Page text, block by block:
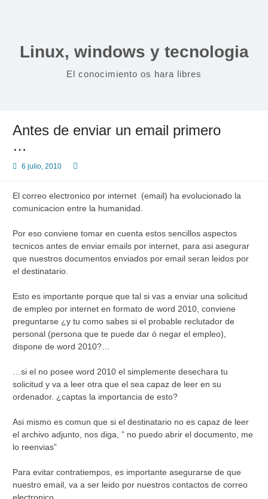
Linux, windows y tecnologia
El conocimiento os hara libres
Antes de enviar un email primero
…
6 julio, 2010
El correo electronico por internet (email) ha evolucionado la
comunicacion entre la humanidad.
Por eso conviene tomar en cuenta estos sencillos aspectos
tecnicos antes de enviar emails por internet, para asi asegurar
que nuestros documentos enviados por email seran leidos por
el destinatario.
Esto es importante porque que tal si vas a enviar una solicitud
de empleo por internet en formato de word 2010, conviene
preguntarse ¿y tu como sabes si el probable reclutador de
personal (persona que te puede dar ó negar el empleo),
dispone de word 2010?…
…si el no posee word 2010 el simplemente desechara tu
solicitud y va a leer otra que el sea capaz de leer en su
ordenador. ¿captas la importancia de esto?
Asi mismo es comun que si el destinatario no es capaz de leer
el archivo adjunto, nos diga, ” no puedo abrir el documento, me
lo reenvias”
Para evitar contratiempos, es importante asegurarse de que
nuestro email, va a ser leido por nuestros contactos de correo